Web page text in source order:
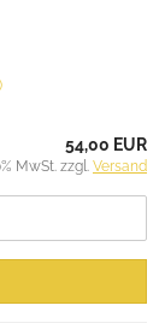
54,00 EUR
MwSt. zzgl. Versand